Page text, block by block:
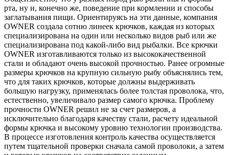
рта, ну и, конечно же, поведение при кормлении и способы
заглатывания пищи. Ориентируясь на эти данные, компания
OWNER создала сотню линеек крючков, каждая из которых
специализирована на один или несколько видов рыб или же
специализирована под какой-либо вид рыбалки. Все крючки
OWNER изготавливаются только из высококачественной
стали и обладают очень высокой прочностью. Ранее огромные
размеры крючков на крупную сильную рыбу объяснялись тем,
что для таких крючков, которые должны выдерживать
большую нагрузку, применялась более толстая проволока, что,
естественно, увеличивало размер самого крючка. Проблему
прочности OWNER решил не за счет размеров, а
исключительно благодаря качеству стали, расчету идеальной
формы крючка и высокому уровню технологии производства.
В процессе изготовления контроль качества осуществляется
путем тщательной проверки сначала самой проволоки, а затем